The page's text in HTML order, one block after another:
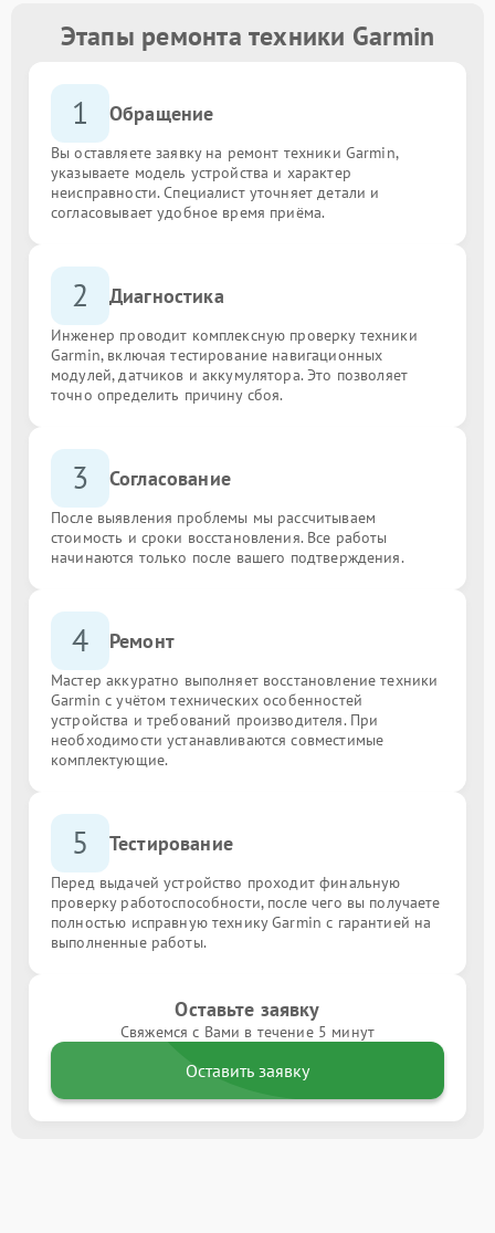
Этапы ремонта техники Garmin
1 Обращение
Вы оставляете заявку на ремонт техники Garmin,
указываете модель устройства и характер
неисправности. Специалист уточняет детали и
согласовывает удобное время приёма.
2 Диагностика
Инженер проводит комплексную проверку техники
Garmin, включая тестирование навигационных
модулей, датчиков и аккумулятора. Это позволяет
точно определить причину сбоя.
3 Согласование
После выявления проблемы мы рассчитываем
стоимость и сроки восстановления. Все работы
начинаются только после вашего подтверждения.
4 Ремонт
Мастер аккуратно выполняет восстановление техники
Garmin с учётом технических особенностей
устройства и требований производителя. При
необходимости устанавливаются совместимые
комплектующие.
5 Тестирование
Перед выдачей устройство проходит финальную
проверку работоспособности, после чего вы получаете
полностью исправную технику Garmin с гарантией на
выполненные работы.
Оставьте заявку
Свяжемся с Вами в течение 5 минут
Оставить заявку